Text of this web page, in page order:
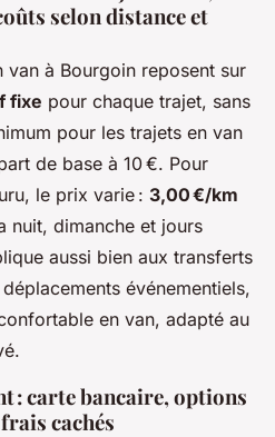
selon distance et
van à Bourgoin reposent sur
fixe pour chaque trajet, sans
pour les trajets en van
de base à 10 €. Pour
le prix varie : 3,00 €/km
nuit, dimanche et jours
aussi bien aux transferts
événementiels,
en van, adapté au
: carte bancaire, options
cachés